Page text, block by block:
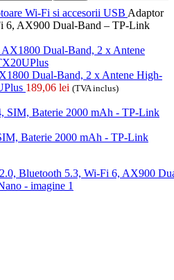
Wi-Fi si accesorii USB Adaptor
6, AX900 Dual-Band – TP-Link
Dual-Band, 2 x Antene High-
189,06 lei (TVA inclus)
Baterie 2000 mAh - TP-Link